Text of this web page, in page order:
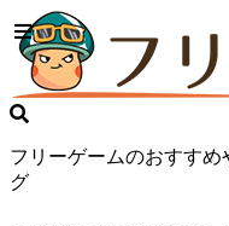
フリーゲームのおすす
グ